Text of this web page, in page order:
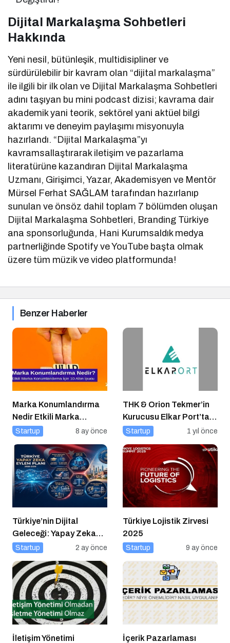
Dijital Markalaşma Sohbetleri
Hakkında
Yeni nesil, bütünleşik, multidisipliner ve
sürdürülebilir bir kavram olan “dijital markalaşma”
ile ilgili bir ilk olan ve Dijital Markalaşma Sohbetleri
adını taşıyan bu mini podcast dizisi; kavrama dair
akademik yani teorik, sektörel yani aktüel bilgi
aktarımı ve deneyim paylaşımı misyonuyla
hazırlandı. “Dijital Markalaşma”yı
kavramsallaştırarak iletişim ve pazarlama
literatürüne kazandıran Dijital Markalaşma
Uzmanı, Girişimci, Yazar, Akademisyen ve Mentör
Mürsel Ferhat SAĞLAM tarafından hazırlanıp
sunulan ve önsöz dahil toplam 7 bölümden oluşan
Dijital Markalaşma Sohbetleri, Branding Türkiye
ana sponsorluğunda, Hani Kurumsaldık medya
partnerliğinde Spotify ve YouTube başta olmak
üzere tüm müzik ve video platformunda!
Benzer Haberler
Marka Konumlandırma
Nedir Etkili Marka
Konumlandırma İçin 10
Startup 8 ay önce
THK & Orion Tekmer’in
Kurucusu Elkar Port’tan
Savunma Sanayii
Electronics’e Stratejik
Yatırım
Startup 1 yıl önce
Türkiye’nin Dijital
Geleceği: Yapay Zeka
Çağında “BİLGE”
Startup 2 ay önce
Türkiye Lojistik Zirvesi
2025
Startup 9 ay önce
İletişim Yönetimi
İçerik Pazarlaması